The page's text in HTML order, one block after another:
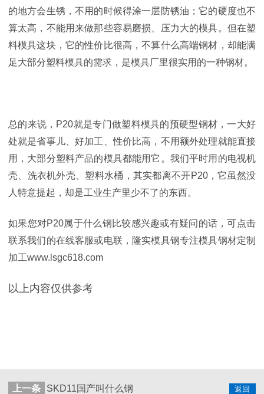
的地方会生锈，不用的时候得涂一层防锈油；它的硬度也不
算太高，不能用来做那些容易磨损、压力大的模具。但在塑
料模具这块，它的性价比很高，不算什么高端钢材，却能满
足大部分塑料模具的需求，是模具厂里很实用的一种钢材。
总的来说，P20就是专门做塑料模具的预硬型钢材，一大好
处就是省事儿、好加工、性价比高，不用额外处理就能直接
用，大部分塑料产品的模具都能用它。我们平时用的电视机
壳、洗衣机外壳、塑料水桶，其实都离不开P20，它虽然没
人特意提起，却是工业生产里少不了的东西。
如果您对P20属于什么钢比较感兴趣或有疑问的话，可点击
联系我们的在线客服或电联，隆实模具钢专注模具钢材定制
加工www.lsgc618.com
以上内容仅供参考
返回
上一条 SKD11国产叫什么钢